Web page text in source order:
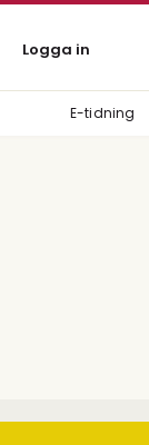
Logga in
E-tidning